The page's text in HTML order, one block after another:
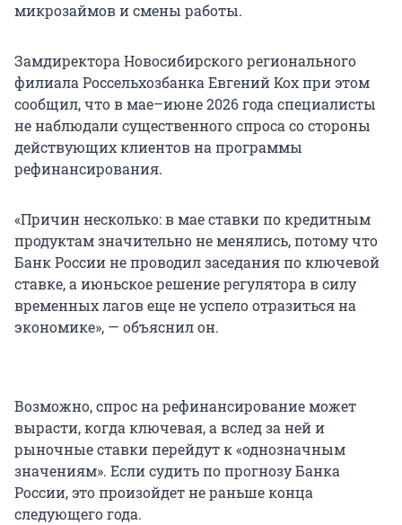
микрозаймов и смены работы.
Замдиректора Новосибирского регионального
филиала Россельхозбанка Евгений Кох при этом
сообщил, что в мае–июне 2026 года специалисты
не наблюдали существенного спроса со стороны
действующих клиентов на программы
рефинансирования.
«Причин несколько: в мае ставки по кредитным
продуктам значительно не менялись, потому что
Банк России не проводил заседания по ключевой
ставке, а июньское решение регулятора в силу
временных лагов еще не успело отразиться на
экономике», — объяснил он.
Возможно, спрос на рефинансирование может
вырасти, когда ключевая, а вслед за ней и
рыночные ставки перейдут к «однозначным
значениям». Если судить по прогнозу Банка
России, это произойдет не раньше конца
следующего года.